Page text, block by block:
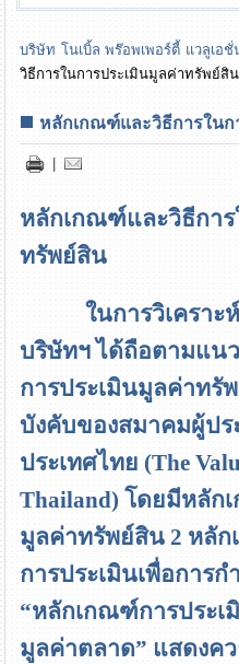
บริษัท โนเบิ้ล พร๊อพเพอร์ตี้ แวลูเอชั่
วิธีการในการประเมินมูลค่าทรัพย์สิน
หลักเกณฑ์และวิธีการใน
|
หลักเกณฑ์และวิธีการ
ทรัพย์สิน
ในการวิเคราะห์
บริษัทฯ ได้ถือตามแน
การประเมินมูลค่าทรั
บังคับของสมาคมผู้ป
ประเทศไทย (The
Thailand) โดยมีหลัก
มูลค่าทรัพย์สิน 2 หลั
การประเมินเพื่อการ
“หลักเกณฑ์การประเ
มูลค่าตลาด” แสดงค